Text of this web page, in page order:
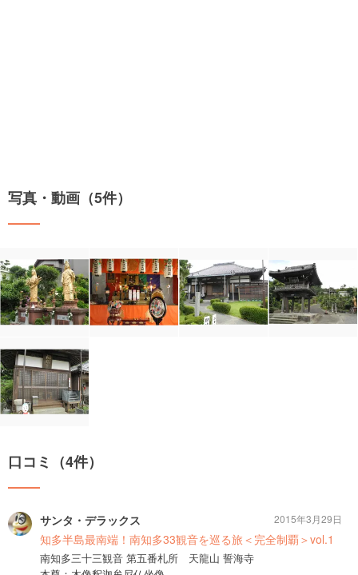
写真・動画（5件）
口コミ（4件）
サンタ・デラックス
知多半島最南端！南知多33観音を巡る旅＜完全制覇＞vol.1
南知多三十三観音 第五番札所 天龍山 誓海寺
2015年3月29日